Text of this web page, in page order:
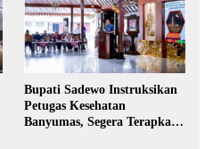
Bupati Sadewo Instruksikan
Petugas Kesehatan
Banyumas, Segera Terapkan